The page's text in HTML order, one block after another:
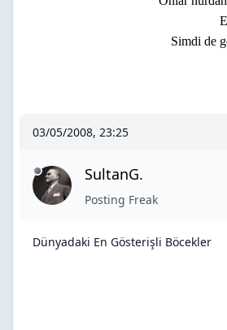
Simdi de
03/05/2008, 23:25
SultanG.
Posting Freak
Dünyadaki En Gösterişli Böcekler